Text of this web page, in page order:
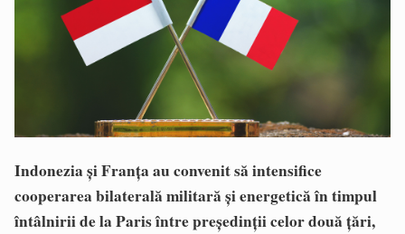
Indonezia şi Franţa au convenit să intensifice
cooperarea bilaterală militară şi energetică în timpul
întâlnirii de la Paris între preşedinţii celor două ţări,